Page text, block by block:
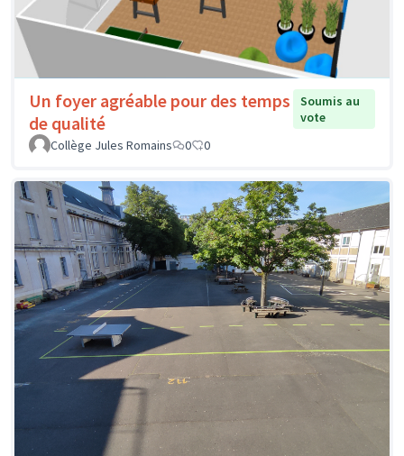
Un foyer agréable pour des temps
de qualité
Soumis au
vote
Collège Jules Romains
0 0